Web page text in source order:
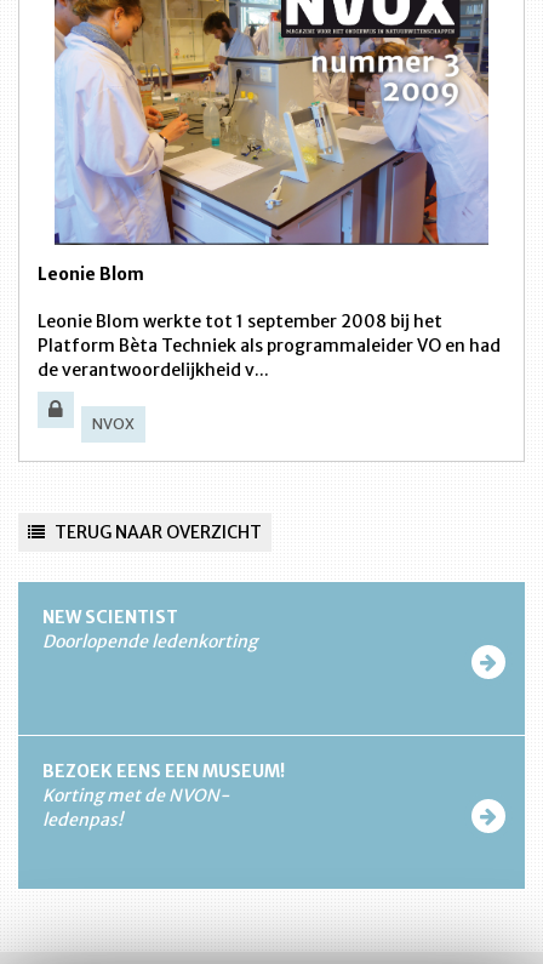
Leonie Blom
Leonie Blom werkte tot 1 september 2008 bij het
Platform Bèta Techniek als programmaleider VO en had
de verantwoordelijkheid v...
NVOX
TERUG NAAR OVERZICHT
NEW SCIENTIST
Doorlopende ledenkorting
BEZOEK EENS EEN MUSEUM!
Korting met de NVON-
ledenpas!